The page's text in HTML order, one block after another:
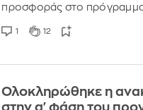
προσφοράς στο πρόγραμμα
1 12
Ολοκληρώθηκε η
στην α' φάση του